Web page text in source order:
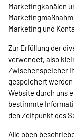
Marketingkanälen
Marketing und
Zur Erfüllung der
verwendet, also
Zwischenspeicher
gespeichert
Website durch uns
bestimmte
den Zeitpunkt des
Alle oben